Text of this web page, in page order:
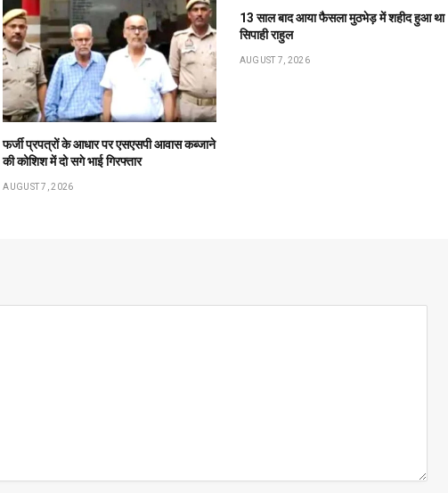
फर्जी प्रपत्रों के आधार पर एसएसपी आवास कब्जाने
की कोशिश में दो सगे भाई गिरफ्तार
AUGUST 7, 2026
13 साल बाद आया फैसला मुठभेड़ में शहीद हुआ था
सिपाही राहुल
AUGUST 7, 2026